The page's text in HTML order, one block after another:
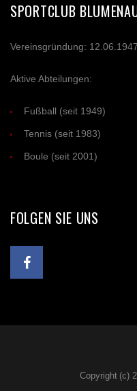
SPORTCLUB
Vereinsgründung: 12.06.1947
Aktive Abteilungen:
Fußball (seit 1949)
Tennis (seit 1983)
Boule (seit 2001)
FOLGEN SIE UNS
Copyright (c)